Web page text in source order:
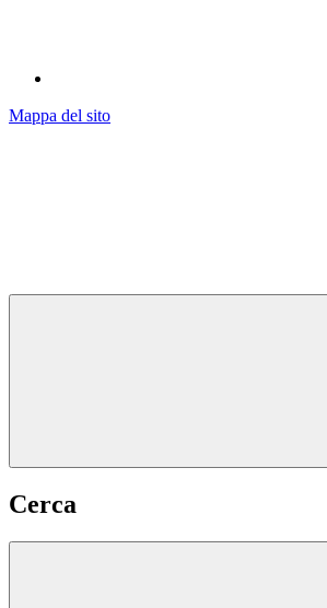
Mappa del sito
Cerca